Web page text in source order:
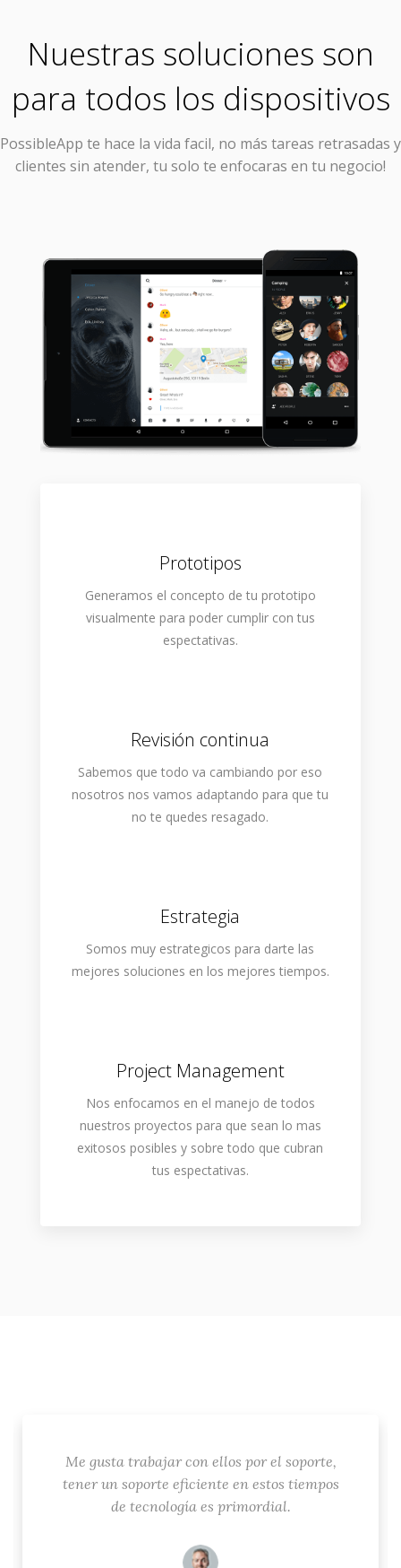
Nuestras soluciones son
para todos los dispositivos
PossibleApp te hace la vida facil, no más tareas retrasadas y
clientes sin atender, tu solo te enfocaras en tu negocio!
Prototipos
Generamos el concepto de tu prototipo
visualmente para poder cumplir con tus
espectativas.
Revisión continua
Sabemos que todo va cambiando por eso
nosotros nos vamos adaptando para que tu
no te quedes resagado.
Estrategia
Somos muy estrategicos para darte las
mejores soluciones en los mejores tiempos.
Project Management
Nos enfocamos en el manejo de todos
nuestros proyectos para que sean lo mas
exitosos posibles y sobre todo que cubran
tus espectativas.
Me gusta trabajar con ellos por el soporte,
tener un soporte eficiente en estos tiempos
de tecnología es primordial.